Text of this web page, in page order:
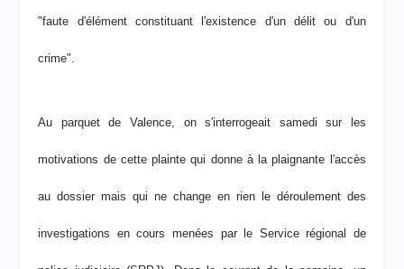
"faute d'élément constituant l'existence d'un délit ou d'un
crime".
Au parquet de Valence, on s'interrogeait samedi sur les
motivations de cette plainte qui donne à la plaignante l'accès
au dossier mais qui ne change en rien le déroulement des
investigations en cours menées par le Service régional de